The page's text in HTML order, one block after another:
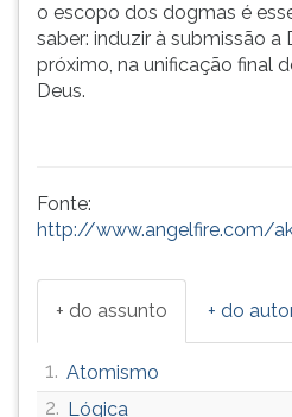
o escopo dos dogmas é
saber: induzir à submissão a
próximo, na unificação final
Deus.
Fonte:
http://www.angelfire.com/
+ do assunto + do
1. Atomismo
2. Lógica